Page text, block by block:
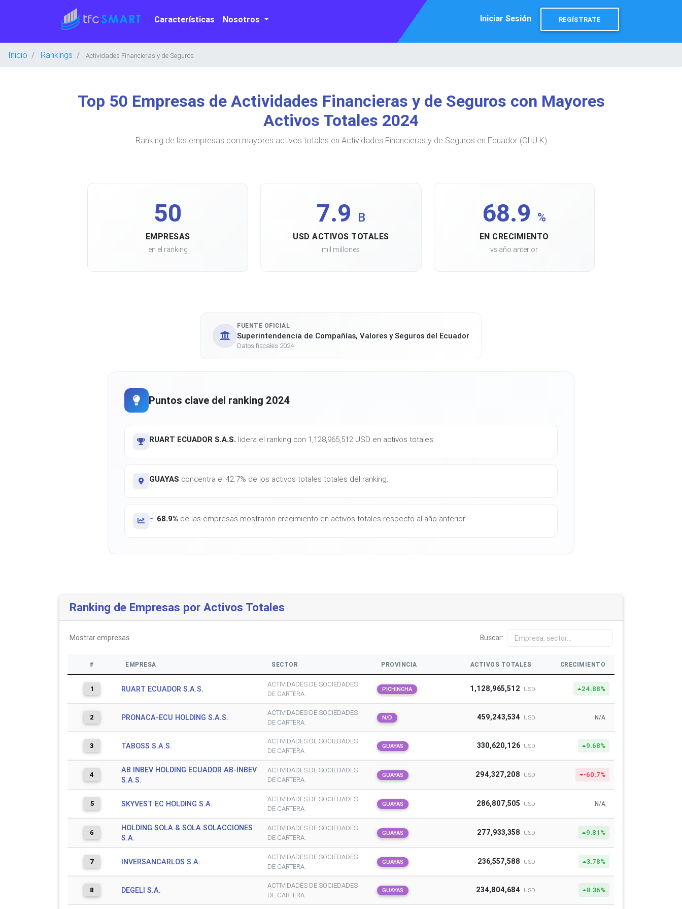
Características Nosotros Iniciar Sesión REGÍSTRATE
Inicio Rankings Actividades Financieras y de Seguros
Top 50 Empresas de Actividades Financieras y de Seguros con Mayores
Activos Totales 2024
Ranking de las empresas con mayores activos totales en Actividades Financieras y de Seguros en Ecuador (CIIU K)
50
EMPRESAS
en el ranking
7.9 B
USD ACTIVOS TOTALES
mil millones
68.9 %
EN CRECIMIENTO
vs año anterior
FUENTE OFICIAL
Superintendencia de Compañías, Valores y Seguros del Ecuador
Datos fiscales 2024
Puntos clave del ranking 2024
RUART ECUADOR S.A.S. lidera el ranking con 1,128,965,512 USD en activos totales.
GUAYAS concentra el 42.7% de los activos totales totales del ranking.
El 68.9% de las empresas mostraron crecimiento en activos totales respecto al año anterior.
Ranking de Empresas por Activos Totales
Mostrarempresas Buscar:
# EMPRESA SECTOR PROVINCIA ACTIVOS TOTALES CRECIMIENTO
1 RUART ECUADOR S.A.S.
ACTIVIDADES DE SOCIEDADES
DE CARTERA.
PICHINCHA 1,128,965,512 USD 24.88%
2 PRONACA-ECU HOLDING S.A.S.
ACTIVIDADES DE SOCIEDADES
DE CARTERA.
N/D 459,243,534 USD N/A
3 TABOSS S.A.S.
ACTIVIDADES DE SOCIEDADES
DE CARTERA.
GUAYAS 330,620,126 USD 9.68%
4
AB INBEV HOLDING ECUADOR AB-INBEV
S.A.S.
ACTIVIDADES DE SOCIEDADES
DE CARTERA.
GUAYAS 294,327,208 USD -60.7%
5 SKYVEST EC HOLDING S.A.
ACTIVIDADES DE SOCIEDADES
DE CARTERA.
GUAYAS 286,807,505 USD N/A
6
HOLDING SOLA & SOLA SOLACCIONES
S.A.
ACTIVIDADES DE SOCIEDADES
DE CARTERA.
GUAYAS 277,933,358 USD 9.81%
7 INVERSANCARLOS S.A.
ACTIVIDADES DE SOCIEDADES
DE CARTERA.
GUAYAS 236,557,588 USD 3.78%
8 DEGELI S.A.
ACTIVIDADES DE SOCIEDADES
DE CARTERA.
GUAYAS 234,804,684 USD 8.36%